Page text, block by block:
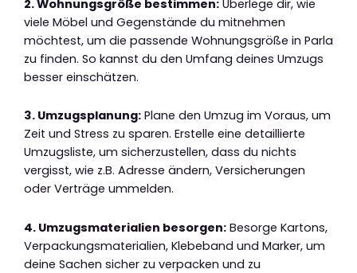
2. Wohnungsgröße bestimmen: Überlege dir, wie
viele Möbel und Gegenstände du mitnehmen
möchtest, um die passende Wohnungsgröße in Parla
zu finden. So kannst du den Umfang deines Umzugs
besser einschätzen.
3. Umzugsplanung: Plane den Umzug im Voraus, um
Zeit und Stress zu sparen. Erstelle eine detaillierte
Umzugsliste, um sicherzustellen, dass du nichts
vergisst, wie z.B. Adresse ändern, Versicherungen
oder Verträge ummelden.
4. Umzugsmaterialien besorgen: Besorge Kartons,
Verpackungsmaterialien, Klebeband und Marker, um
deine Sachen sicher zu verpacken und zu